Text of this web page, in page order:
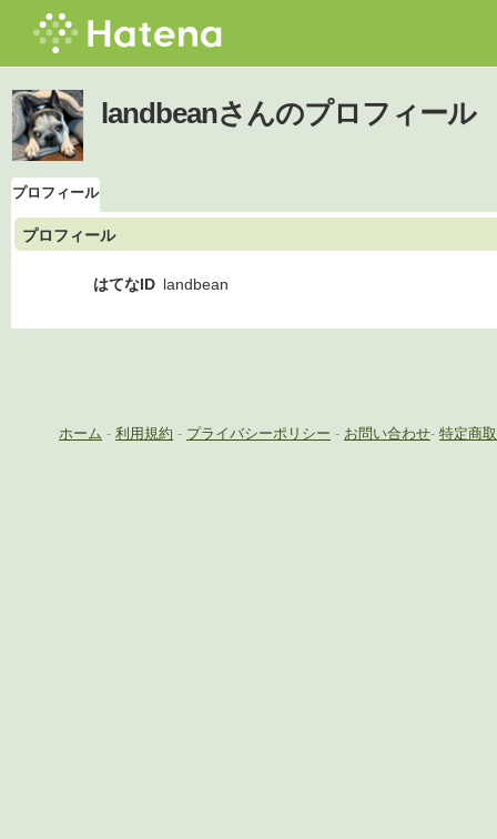
landbeanさんのプロフィール
プロフィール
プロフィール
はてなID landbean
ホーム - 利用規約 - プライバシーポリシー - お問い合わせ- 特定商